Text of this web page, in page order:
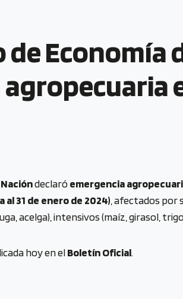
Economía
declaróemergencia
al 31 de enero de 2024) , afectados por
acelga), intensivos (maíz, girasol,
hoy en elBoletín Oficial.